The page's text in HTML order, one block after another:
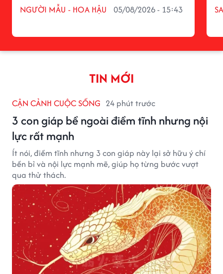
NGƯỜI MẪU - HOA HẬU 05/08/2026 - 15:43
TIN MỚI
CẬN CẢNH CUỘC SỐNG 24 phút trước
3 con giáp bề ngoài điềm tĩnh nhưng nội
lực rất mạnh
Ít nói, điềm tĩnh nhưng 3 con giáp này lại sở hữu ý chí
bền bỉ và nội lực mạnh mẽ, giúp họ từng bước vượt
qua thử thách.